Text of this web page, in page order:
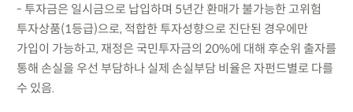
- 투자금은 일시금으로 납입하며 5년간 환매가 불가능한 고위험
투자상품(1등급)으로, 적합한 투자성향으로 진단된 경우에만
가입이 가능하고, 재정은 국민투자금의 20%에 대해 후순위 출자를
통해 손실을 우선 부담하나 실제 손실부담 비율은 자펀드별로 다를
수 있음.